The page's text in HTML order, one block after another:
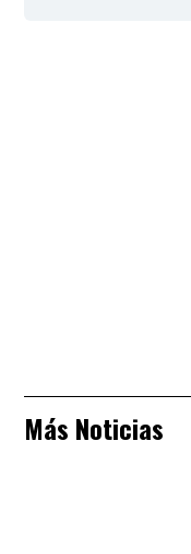
Más Noticias